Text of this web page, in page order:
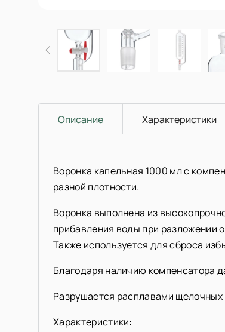
Описание Характеристики
Воронка капельная 1000 мл с
разной плотности.
Воронка выполнена из
прибавления воды при разложении
Также используется для сброса
Благодаря наличию компенсатора
Разрушается расплавами
Характеристики: